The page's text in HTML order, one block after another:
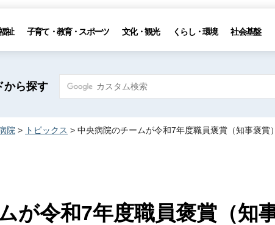
祉 子育て・教育・スポーツ 文化・観光 くらし・環境 社会基盤
から探す
院 > トピックス > 中央病院のチームが令和7年度職員褒賞（知事褒賞
が令和7年度職員褒賞（知